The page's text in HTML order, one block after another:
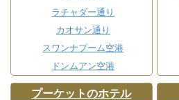
ラチャダー通り
カオサン通り
スワンナプーム空港
ドンムアン空港
プーケットのホテル